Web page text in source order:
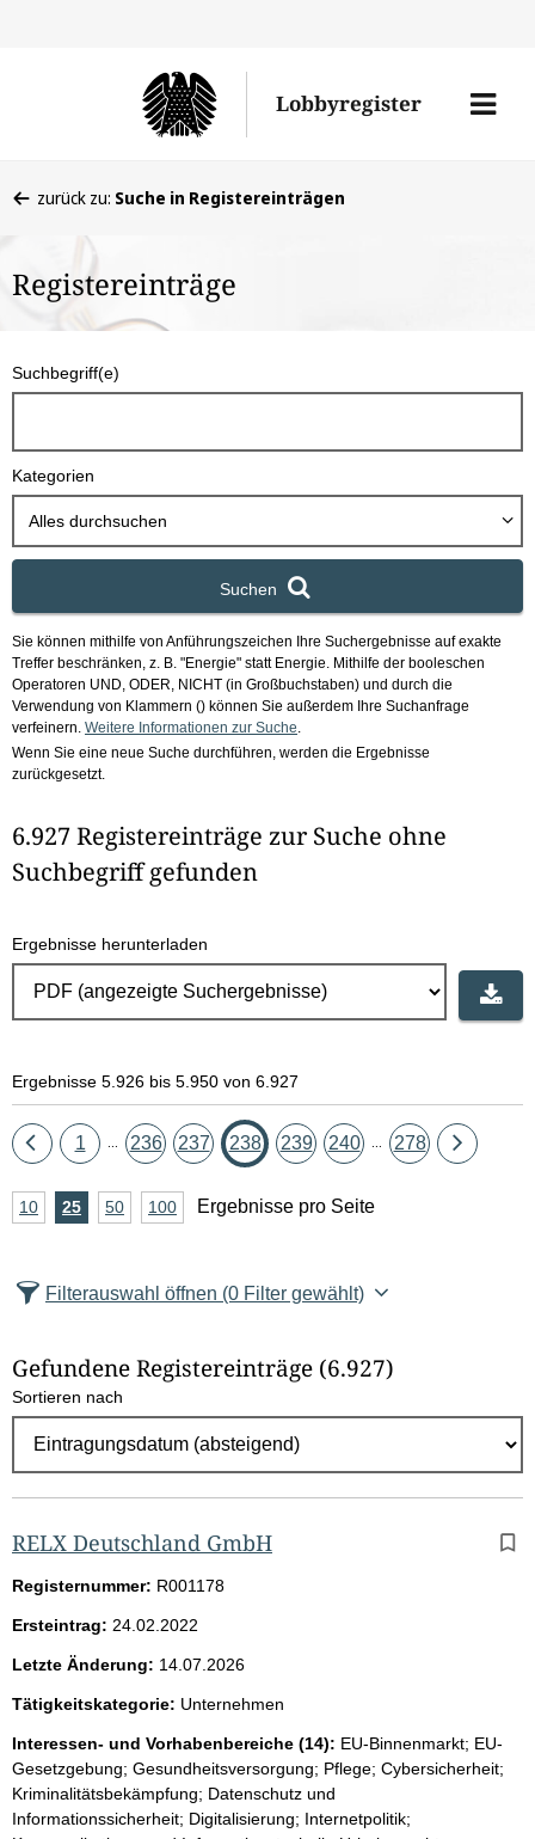
den
Lobbyregister
Menü
befinden
hier:
zurück zu: Suche in Registereinträgen
Registereinträge
u
h
b
x
Suchbegriff(e)
Kategorien
Alles durchsuchen
Suchen
Sie können mithilfe von Anführungszeichen Ihre Suchergebnisse auf exakte
Treffer beschränken, z. B. "Energie" statt Energie. Mithilfe der booleschen
Operatoren UND, ODER, NICHT (in Großbuchstaben) und durch die
Verwendung von Klammern () können Sie außerdem Ihre Suchanfrage
verfeinern. Weitere Informationen zur Suche
Wenn Sie eine neue Suche durchführen, werden die Ergebnisse
zurückgesetzt.
6.927 Registereinträge zur Suche ohne
Suchbegriff gefunden
Ergebnisse herunterladen
Ergebnisse 5.926 bis 5.950 von 6.927
Eine
zurück
Seite
1 Seite
236 Seite
237 Seite
238 Seite
239 Seite
240 Seite
278
Eine
A
z
l
E
g
e
b
n
s
s
e
p
r
o
10Ergebnisse
25Ergebnisse
50Ergebnisse
100Ergebnisse
Ergebnisse pro Seite
Filterauswahl öffnen (0 Filter gewählt)
Gefundene Registereinträge (6.927)
Sortieren nach
RELX Deutschland GmbH
Registernummer: R001178
Ersteintrag: 24.02.2022
Letzte Änderung: 14.07.2026
Tätigkeitskategorie: Unternehmen
Interessen- und Vorhabenbereiche (14): EU-Binnenmarkt; EU-
Gesetzgebung; Gesundheitsversorgung; Pflege; Cybersicherheit;
Kriminalitätsbekämpfung; Datenschutz und
Informationssicherheit; Digitalisierung; Internetpolitik;